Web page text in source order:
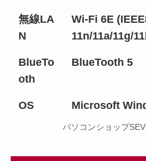
無線LA
N
Wi-Fi 6E
11n/11a/11g/
BlueTo
oth
BlueTooth 5
OS Microsoft
パソコンショップ